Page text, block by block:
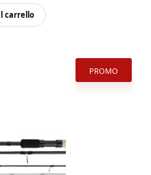
260,00€.
carrello
PROMO